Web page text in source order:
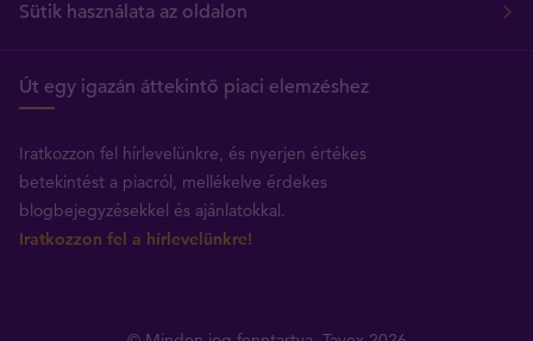
Sütik használata az oldalon
Út egy igazán áttekintő piaci elemzéshez
Iratkozzon fel hírlevelünkre, és nyerjen értékes
betekintést a piacról, mellékelve érdekes
blogbejegyzésekkel és ajánlatokkal.
Iratkozzon fel a hírlevelünkre!